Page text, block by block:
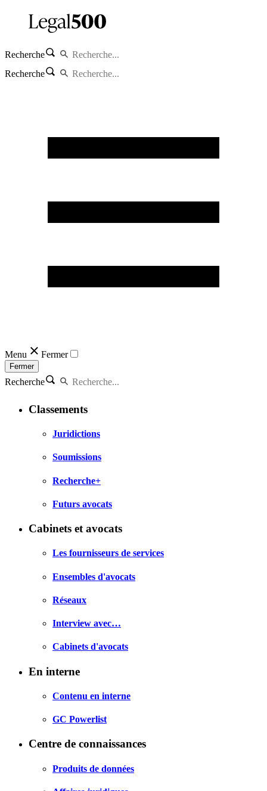
Recherche
Recherche
Menu Fermer
Fermer
Recherche
Classements
Juridictions
Soumissions
Recherche+
Futurs avocats
Cabinets et avocats
Les fournisseurs de services
Ensembles d'avocats
Réseaux
Interview avec…
Cabinets d'avocats
En interne
Contenu en interne
GC Powerlist
Centre de connaissances
Produits de données